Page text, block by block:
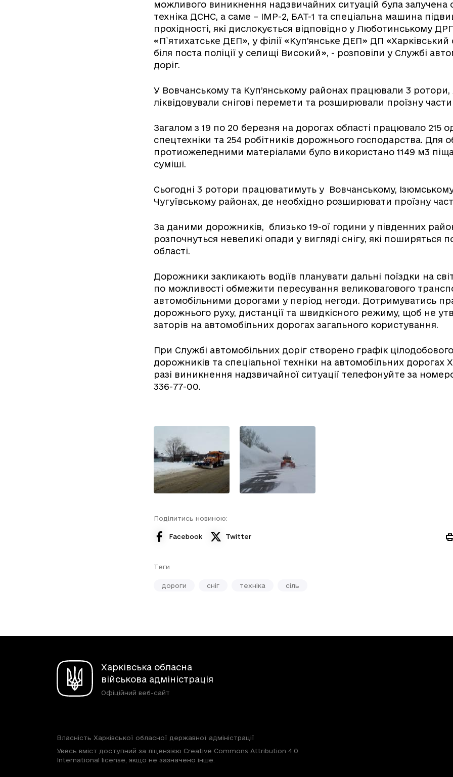
можливого виникнення надзвичайних ситуацій була залучена
техніка ДСНС, а саме – ІМР-2, БАТ-1 та спеціальна машина
прохідності, які дислокується відповідно у Люботинському ДРП
«П`ятихатське ДЕП», у філії «Куп’янське ДЕП» ДП
біля поста поліції у селищі Високий», - розповіли у Службі
доріг.
У Вовчанському та Куп’янському районах працювали 3 ротори,
ліквідовували снігові перемети та розширювали проїзну
Загалом з 19 по 20 березня на дорогах області працювало 215
спецтехніки та 254 робітників дорожнього господарства. Для
протиожеледними матеріалами було використано 1149 м3
суміші.
Сьогодні 3 ротори працюватимуть у Вовчанському,
Чугуївському районах, де необхідно розширювати проїзну
За даними дорожників, близько 19-ої години у південних
розпочнуться невеликі опади у вигляді снігу, які поширяться
області.
Дорожники закликають водіїв планувати дальні поїздки на
по можливості обмежити пересування великовагового
автомобільними дорогами у період негоди. Дотримуватись
дорожнього руху, дистанції та швидкісного режиму, щоб не
заторів на автомобільних дорогах загального користування.
При Службі автомобільних доріг створено графік
дорожників та спеціальної техніки на автомобільних дорогах
разі виникнення надзвичайної ситуації телефонуйте за
336-77-00.
Поділитись новиною:
Facebook Twitter
Теги
дороги сніг техніка сіль
Харківська обласна
військова адміністрація
Офіційний веб-сайт
Власність Харківської обласної державної адміністрації
Увесь вміст доступний за ліцензією Creative Commons Attribution 4.0
International license, якщо не зазначено інше.